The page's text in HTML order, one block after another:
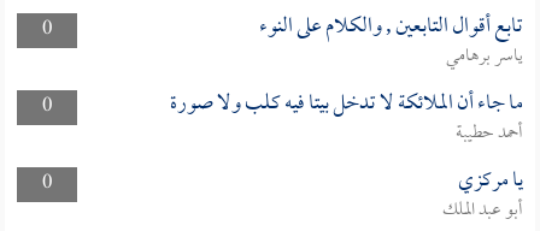
0
تابع أقوال التابعين , والكلام على النوء
ياسر برهامي
0
ما جاء أن الملائكة لا تدخل بيتا فيه كلب ولا صورة
أحمد حطيبة
0
يا مركزي
أبو عبد الملك